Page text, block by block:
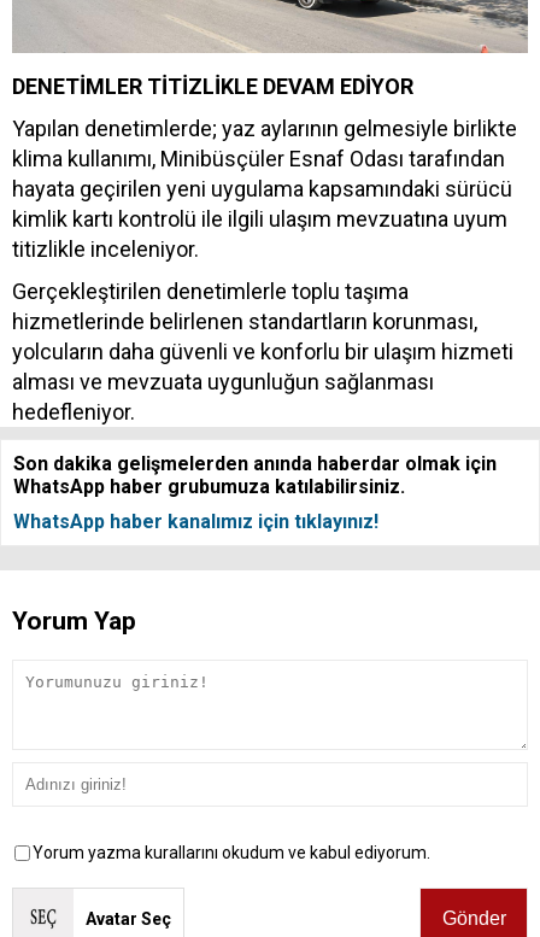
DENETİMLER TİTİZLİKLE DEVAM EDİYOR
Yapılan denetimlerde; yaz aylarının gelmesiyle birlikte
klima kullanımı, Minibüsçüler Esnaf Odası tarafından
hayata geçirilen yeni uygulama kapsamındaki sürücü
kimlik kartı kontrolü ile ilgili ulaşım mevzuatına uyum
titizlikle inceleniyor.
Gerçekleştirilen denetimlerle toplu taşıma
hizmetlerinde belirlenen standartların korunması,
yolcuların daha güvenli ve konforlu bir ulaşım hizmeti
alması ve mevzuata uygunluğun sağlanması
hedefleniyor.
Son dakika gelişmelerden anında haberdar olmak için
WhatsApp haber grubumuza katılabilirsiniz.
WhatsApp haber kanalımız için tıklayınız!
Yorum Yap
Yorum yazma kurallarını okudum ve kabul ediyorum.
Avatar Seç